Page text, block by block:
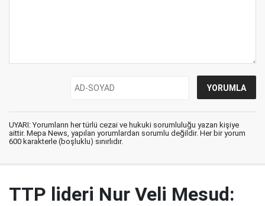
UYARI: Yorumların her türlü cezai ve hukuki sorumluluğu yazan kişiye
aittir. Mepa News, yapılan yorumlardan sorumlu değildir. Her bir yorum
600 karakterle (boşluklu) sınırlıdır.
TTP lideri Nur Veli Mesud: